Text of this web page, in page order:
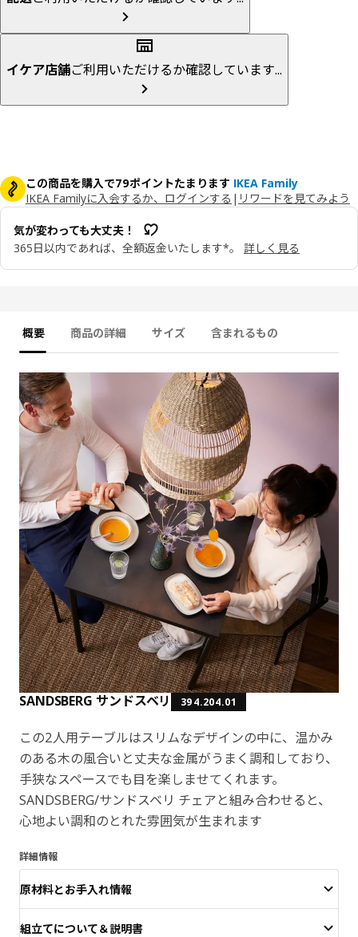
イケア店舗ご利用いただけるか確認しています...
この商品を購入で79ポイントたまります IKEA Family
IKEA Familyに入会するか、ログインする | リワードを見てみよう
気が変わっても大丈夫！
365日以内であれば、全額返金いたします*。
詳しく見る
概要 商品の詳細 サイズ 含まれるもの
SANDSBERG サンドスベリ 394.204.01
この2人用テーブルはスリムなデザインの中に、温かみ
のある木の風合いと丈夫な金属がうまく調和しており、
手狭なスペースでも目を楽しませてくれます。
SANDSBERG/サンドスベリ チェアと組み合わせると、
心地よい調和のとれた雰囲気が生まれます
詳細情報
原材料とお手入れ情報
組立てについて＆説明書